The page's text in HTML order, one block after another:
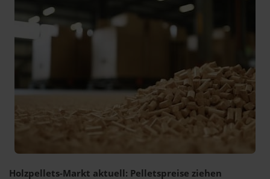
Holzpellets-Markt aktuell: Pelletspreise ziehen